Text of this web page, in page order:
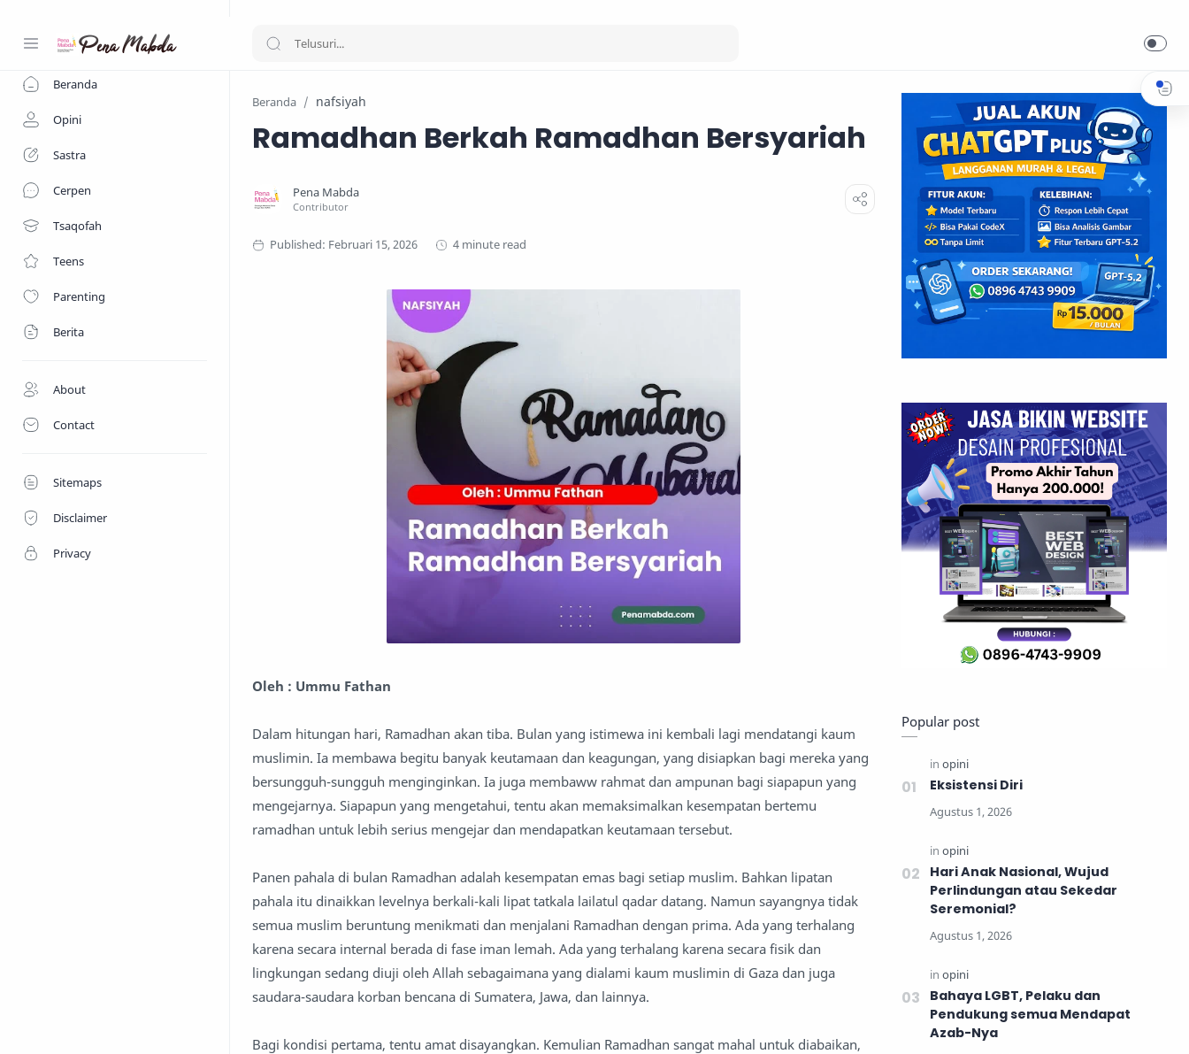
Beranda
Opini
Sastra
Cerpen
Tsaqofah
Teens
Parenting
Berita
About
Contact
Sitemaps
Disclaimer
Privacy
Beranda nafsiyah
Ramadhan Berkah Ramadhan Bersyariah
4 minute read
Oleh : Ummu Fathan
Dalam hitungan hari, Ramadhan akan tiba. Bulan yang istimewa ini kembali lagi mendatangi kaum
muslimin. Ia membawa begitu banyak keutamaan dan keagungan, yang disiapkan bagi mereka yang
bersungguh-sungguh menginginkan. Ia juga membaww rahmat dan ampunan bagi siapapun yang
mengejarnya. Siapapun yang mengetahui, tentu akan memaksimalkan kesempatan bertemu
ramadhan untuk lebih serius mengejar dan mendapatkan keutamaan tersebut.
Panen pahala di bulan Ramadhan adalah kesempatan emas bagi setiap muslim. Bahkan lipatan
pahala itu dinaikkan levelnya berkali-kali lipat tatkala lailatul qadar datang. Namun sayangnya tidak
semua muslim beruntung menikmati dan menjalani Ramadhan dengan prima. Ada yang terhalang
karena secara internal berada di fase iman lemah. Ada yang terhalang karena secara fisik dan
lingkungan sedang diuji oleh Allah sebagaimana yang dialami kaum muslimin di Gaza dan juga
saudara-saudara korban bencana di Sumatera, Jawa, dan lainnya.
Bagi kondisi pertama, tentu amat disayangkan. Kemulian Ramadhan sangat mahal untuk diabaikan,
Popular post
Eksistensi Diri
Hari Anak Nasional, Wujud
Perlindungan atau Sekedar
Seremonial?
Bahaya LGBT, Pelaku dan
Pendukung semua Mendapat
Azab-Nya